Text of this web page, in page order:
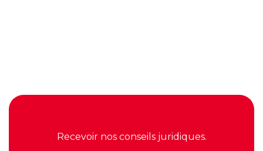
Recevoir nos conseils juridiques.